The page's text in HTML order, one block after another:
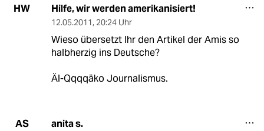
HW Hilfe, wir werden amerikanisiert!
12.05.2011, 20:24 Uhr
Wieso übersetzt Ihr den Artikel der Amis so
halbherzig ins Deutsche?
Äl-Qqqqäko Journalismus.
AS anita s.